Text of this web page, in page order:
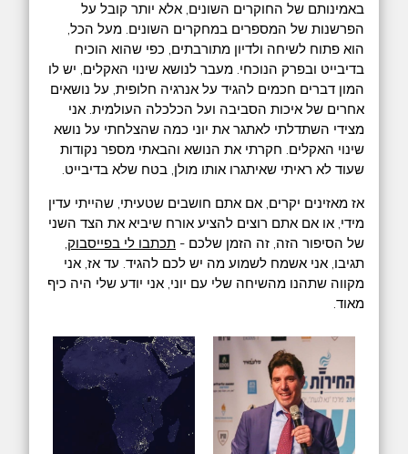
באמינותם של החוקרים השונים, אלא יותר קובל על
הפרשנות של המספרים במחקרים השונים. מעל הכל,
הוא פתוח לשיחה ולדיון מתורבתים, כפי שהוא הוכיח
בדיבייט ובפרק הנוכחי. מעבר לנושא שינוי האקלים, יש לו
המון דברים חכמים להגיד על אנרגיה חלופית, על נושאים
אחרים של איכות הסביבה ועל הכלכלה העולמית. אני
מצידי השתדלתי לאתגר את יוני כמה שהצלחתי על נושא
שינוי האקלים. חקרתי את הנושא והבאתי מספר נקודות
שעוד לא ראיתי שאיתגרו אותו מולן, בטח שלא בדיבייט.
אז מאזינים יקרים, אם אתם חושבים שטעיתי, שהייתי עדין
מידי, או אם אתם רוצים להציע אורח שיביא את הצד השני
של הסיפור הזה, זה הזמן שלכם - תכתבו לי בפייסבוק,
תגיבו, אני אשמח לשמוע מה יש לכם להגיד. עד אז, אני
מקווה שתהנו מהשיחה שלי עם יוני, אני יודע שלי היה כיף
מאוד.